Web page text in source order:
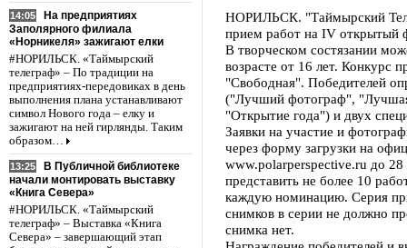
14:05
На предприятиях
Заполярного филиала
«Норникеля» зажигают елки
#НОРИЛЬСК. «Таймырский
телеграф» – По традиции на
предприятиях-передовиках в день
выполнения плана устанавливают
символ Нового года – елку и
зажигают на ней гирлянды. Таким
образом…
13:25
В Публичной библиотеке
начали монтировать выставку
«Книга Севера»
#НОРИЛЬСК. «Таймырский
телеграф» – Выставка «Книга
Севера» – завершающий этап
НОРИЛЬСК. "Таймырский
прием работ на IV открытый
В творческом состязании
возрасте от 16 лет. Конкурс
"Свободная". Победителей
("Лучший фотограф",
"Открытие года") и двух
Заявки на участие и
через форму загрузки на
www.polarperspective.ru до
представить не более 10
каждую номинацию. Серия
снимков в серии не должно
снимка нет.